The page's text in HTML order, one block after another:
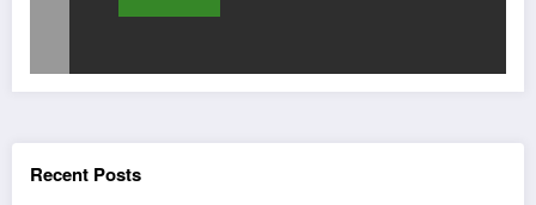
Recent Posts